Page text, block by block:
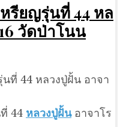
รียญรุ่นที่ 44 หล
วัดป่าโนน
44 หลวงปู่ฝั้นอาจาโร